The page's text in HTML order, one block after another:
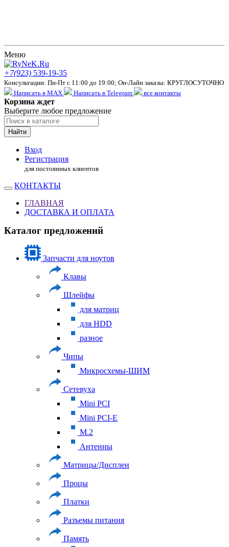
Меню
+7(923) 539-19-35
Консультации: Пн-Пт с 11:00 до 19:00; Он-Лайн заказы: КРУГЛОСУТОЧНО
Написать в MAX
Написать в Telegram все контакты
Корзина ждет
Выберите любое предложение
Найти
Вход
Регистрация
для постоянных клиентов
КОНТАКТЫ
ГЛАВНАЯ
ДОСТАВКА И ОПЛАТА
Каталог предложений
Запчасти для ноутов
Клавы
Шлейфы
для матриц
для HDD
разное
Чипы
Микросхемы-ШИМ
Сетевуха
Mini PCI
Mini PCI-E
M.2
Антенны
Матрицы/Дисплеи
Процы
Платки
Разъемы питания
Память